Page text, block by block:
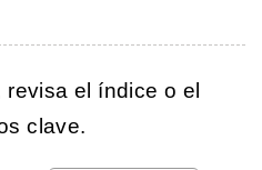
revisa el índice o el
clave.